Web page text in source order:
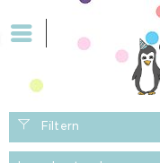
Filtern